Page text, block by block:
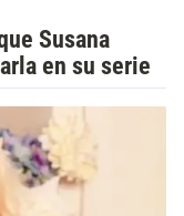
Susana
en su serie